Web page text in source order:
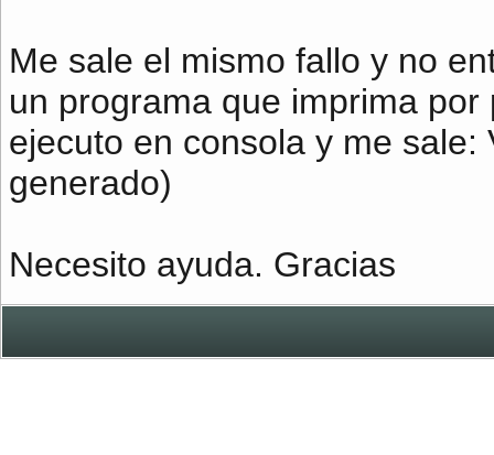
Me sale el mismo fallo y no
un programa que imprima
ejecuto en consola y me
generado)
Necesito ayuda. Gracias